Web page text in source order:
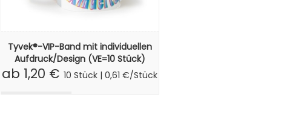
Tyvek®-VIP-Band mit individuellen
Aufdruck/Design (VE=10 Stück)
ab 1,20 €10 Stück | 0,61 €/Stück